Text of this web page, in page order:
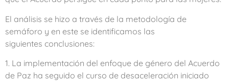
El análisis se hizo a través de la metodología de
semáforo y en este se identificamos las
siguientes conclusiones:
1. La implementación del enfoque de género del Acuerdo
de Paz ha seguido el curso de desaceleración iniciado